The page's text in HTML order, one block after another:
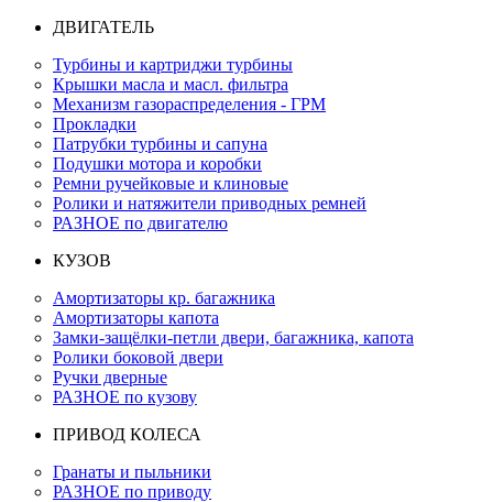
ДВИГАТЕЛЬ
Турбины и картриджи турбины
Крышки масла и масл. фильтра
Механизм газораспределения - ГРМ
Прокладки
Патрубки турбины и сапуна
Подушки мотора и коробки
Ремни ручейковые и клиновые
Ролики и натяжители приводных ремней
РАЗНОЕ по двигателю
КУЗОВ
Амортизаторы кр. багажника
Амортизаторы капота
Замки-защёлки-петли двери, багажника, капота
Ролики боковой двери
Ручки дверные
РАЗНОЕ по кузову
ПРИВОД КОЛЕСА
Гранаты и пыльники
РАЗНОЕ по приводу